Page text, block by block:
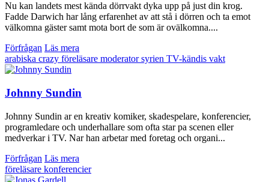
Nu kan landets mest kända dörrvakt dyka upp på just din krog.
Fadde Darwich har lång erfarenhet av att stå i dörren och ta emot
välkomna gäster samt mota bort de som är ovälkomna....
Förfrågan Läs mera
arabiska crazy föreläsare moderatorsyrien TV-kändis vakt
Johnny Sundin
Johnny Sundin ar en kreativ komiker, skadespelare, konferencier,
programledare och underhallare som ofta star pa scenen eller
medverkar i TV. Nar han arbetar med foretag och organi...
Förfrågan Läs mera
föreläsare konferencier